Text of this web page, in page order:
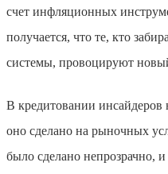
счет инфляционных
получается, что те, кто
системы, провоцируют
В кредитовании инсайдеров
оно сделано на рыночных
было сделано непрозрачно,